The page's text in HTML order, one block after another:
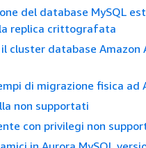
del database MySQL
la replica crittografata
cluster database Amazon
di migrazione fisica ad
non supportati
con privilegi non